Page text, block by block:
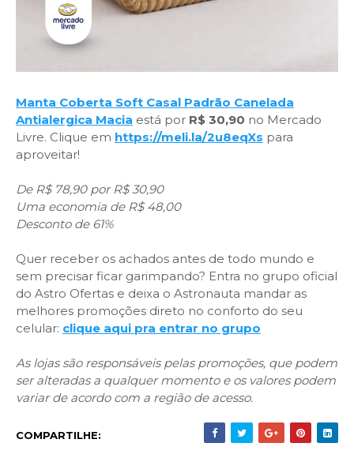
Manta Coberta Soft Casal Padrão Canelada
Antialergica Macia está por R$ 30,90 no Mercado
Livre. Clique em https://meli.la/2u8eqXs para
aproveitar!
De R$ 78,90 por R$ 30,90
Uma economia de R$ 48,00
Desconto de 61%
Quer receber os achados antes de todo mundo e
sem precisar ficar garimpando? Entra no grupo oficial
do Astro Ofertas e deixa o Astronauta mandar as
melhores promoções direto no conforto do seu
celular: clique aqui pra entrar no grupo
As lojas são responsáveis pelas promoções, que podem
ser alteradas a qualquer momento e os valores podem
variar de acordo com a região de acesso.
COMPARTILHE: